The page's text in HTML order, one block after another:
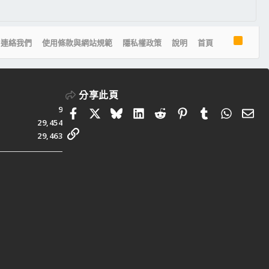
連絡我們 使用條款與網站規範 隱私權政策 說明 首頁
R
S
9
29,454
29,463
分享此頁
FacebookBlueskyLinkedIn
RedditPinterestTumblr 電
連結